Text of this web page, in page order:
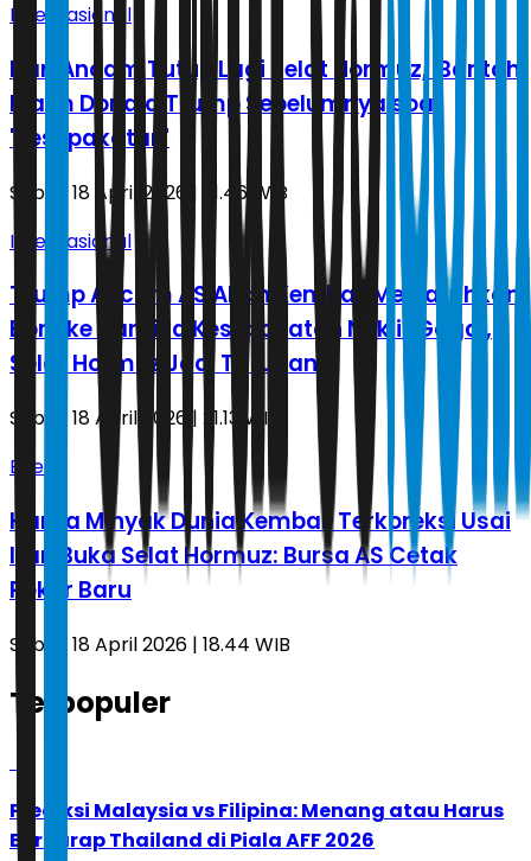
Internasional
Iran Ancam Tutup Lagi Selat Hormuz, Bantah
Klaim Donald Trump Sebelumnya soal
'Kesepakatan'
Sabtu, 18 April 2026 | 21.46 WIB
Internasional
Trump Ancam AS Akan Kembali Menjatuhkan
Bom ke Iran jika Kesepakatan Nuklir Gagal,
Selat Hormuz Jadi Taruhan
Sabtu, 18 April 2026 | 21.13 WIB
Energi
Harga Minyak Dunia Kembali Terkoreksi Usai
Iran Buka Selat Hormuz: Bursa AS Cetak
Rekor Baru
Sabtu, 18 April 2026 | 18.44 WIB
Terpopuler
Prediksi Malaysia vs Filipina: Menang atau Harus
Berharap Thailand di Piala AFF 2026